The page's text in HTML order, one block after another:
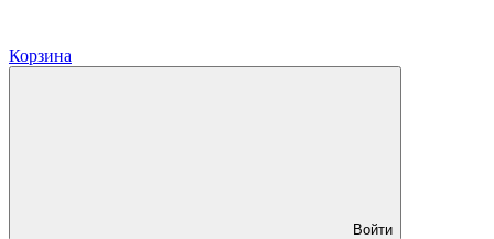
Корзина
Войти